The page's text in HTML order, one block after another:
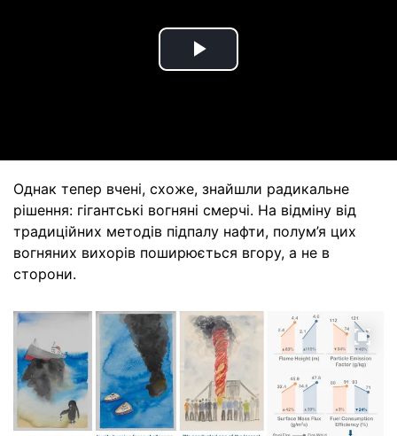
Play
Однак тепер вчені, схоже, знайшли радикальне
рішення: гігантські вогняні смерчі. На відміну від
традиційних методів підпалу нафти, полум’я цих
вогняних вихорів поширюється вгору, а не в
сторони.